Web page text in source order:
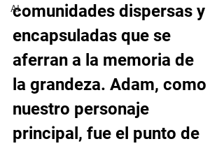
AI
comunidades dispersas y
encapsuladas que se
aferran a la memoria de
la grandeza. Adam, como
nuestro personaje
principal, fue el punto de